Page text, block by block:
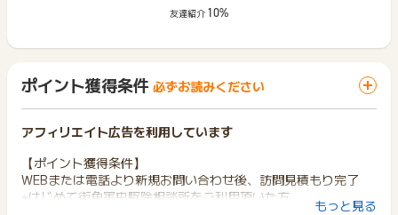
友達紹介 10%
ポイント獲得条件 必ずお読みください
アフィリエイト広告を利用しています
【ポイント獲得条件】
WEBまたは電話より新規お問い合わせ後、訪問見積もり完了
※はじめて街角害虫駆除相談所をご利用頂いた方
もっと見る